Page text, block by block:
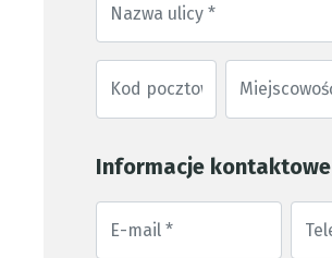
Informacje kontaktowe